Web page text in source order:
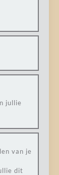
jullie
van je
dit